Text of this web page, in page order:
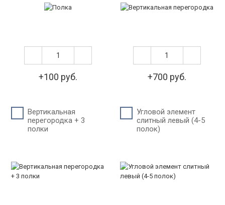
+100 руб. +700 руб.
Вертикальная
перегородка + 3
полки
Угловой элемент
слитный левый (4-5
полок)